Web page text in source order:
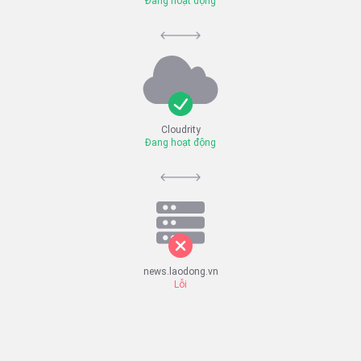
Cloudrity
Đang hoạt động
news.laodong.vn
Lỗi